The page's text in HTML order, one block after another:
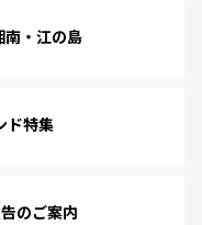
南・江の島
ド特集
のご案内